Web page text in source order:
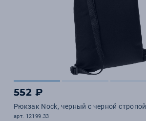
552 ₽
Рюкзак Nock, черный с черной стропой
арт. 12199.33